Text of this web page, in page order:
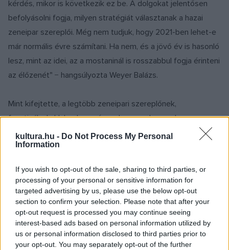
kultura.hu - Do Not Process My Personal
Information
If you wish to opt-out of the sale, sharing to third parties, or
processing of your personal or sensitive information for
targeted advertising by us, please use the below opt-out
section to confirm your selection. Please note that after your
opt-out request is processed you may continue seeing
interest-based ads based on personal information utilized by
us or personal information disclosed to third parties prior to
your opt-out. You may separately opt-out of the further
kérdés, mikor is következik ez be. A dolgokat jelentősen
befolyásolni fogja, milyen stratégiát választanak a hazai
zeneipar szereplői. Még nem tudjuk, hogy 2021-ben lehet-e
már normális évre számítani. Ha nem, és a jövő év is hasonló
lesz, mint az idei, az a mostaninál is rosszabbul fogja érinteni
az élőzenét" − hangsúlyozta Weyer Balázs.
Mint kifejtette, a legtöbb zeneipari szereplőnek,
fesztiválnak, klubnak, zenésznek, menedzsernek, a
háttérembereknek nincsenek további pénzügyi tartalékai.
Egyelőre nem látszik körvonalazódni újabb kormányzati
életbe lépő harmincnapos korlátozás idejére kap-e
könnyítéseket, kompenzációt, bértámogatást a szektor.
Weyer Balázs fontosnak nevezte, miként alakul a kata,
valamint az esetleges járulékfizetési és áfa-könnyítések
ügye.